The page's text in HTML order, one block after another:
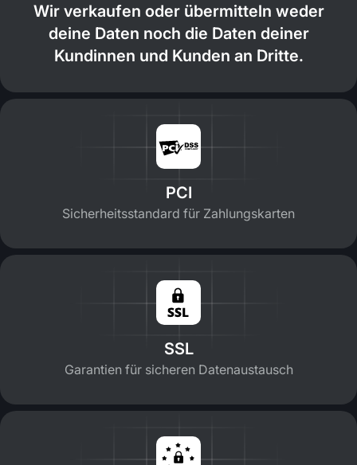
Wir verkaufen oder übermitteln weder
deine Daten noch die Daten deiner
Kundinnen und Kunden an Dritte.
PCI
Sicherheitsstandard für Zahlungskarten
SSL
Garantien für sicheren Datenaustausch